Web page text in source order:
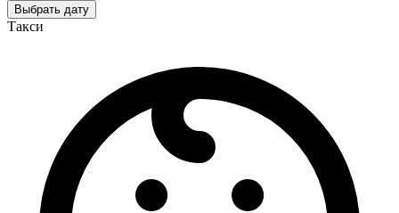
Выбрать дату
Такси